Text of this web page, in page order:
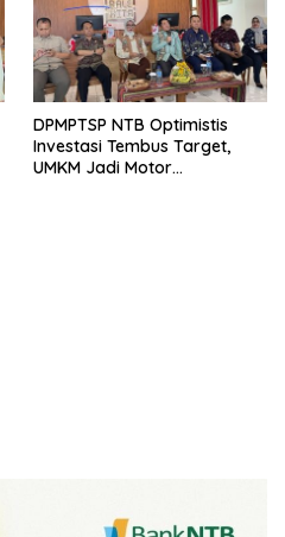
DPMPTSP NTB Optimistis
Investasi Tembus Target,
UMKM Jadi Motor